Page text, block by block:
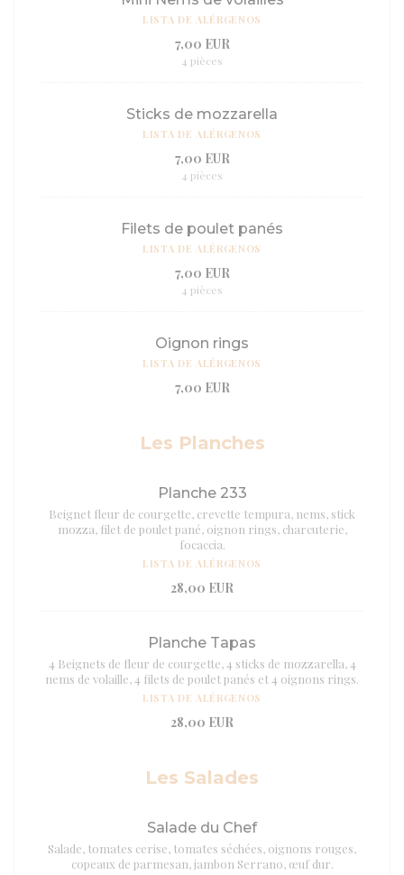
LISTA DE ALÉRGENOS
7,00 EUR
4 pièces
Sticks de mozzarella
LISTA DE ALÉRGENOS
7,00 EUR
4 pièces
Filets de poulet panés
LISTA DE ALÉRGENOS
7,00 EUR
4 pièces
Oignon rings
LISTA DE ALÉRGENOS
7,00 EUR
Les Planches
Planche 233
Beignet fleur de courgette, crevette tempura, nems, stick
mozza, filet de poulet pané, oignon rings, charcuterie,
focaccia.
LISTA DE ALÉRGENOS
28,00 EUR
Planche Tapas
4 Beignets de fleur de courgette, 4 sticks de mozzarella, 4
nems de volaille, 4 filets de poulet panés et 4 oignons rings.
LISTA DE ALÉRGENOS
28,00 EUR
Les Salades
Salade du Chef
Salade, tomates cerise, tomates séchées, oignons rouges,
copeaux de parmesan, jambon Serrano, œuf dur.